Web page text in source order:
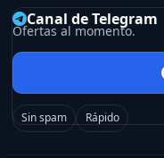
Canal de Telegram
Ofertas al momento.
Sin spam Rápido